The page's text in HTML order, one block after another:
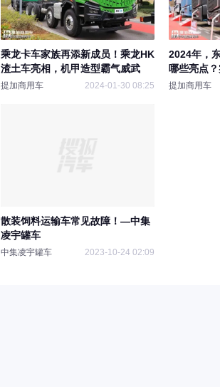
乘龙卡车家族再添新成员！乘龙HK
渣土车亮相，机甲造型霸气威武
提加商用车 2024-01-30 08:25
2024年，
哪些亮点
提加商用车
散装饲料运输车常见故障！—中集
凌宇罐车
中集凌宇罐车 2023-10-24 02:09